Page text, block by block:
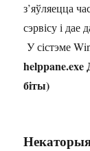
з’яўляецца
сэрвісу і дае
У сістэме
біты)